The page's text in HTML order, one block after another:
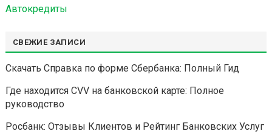
Автокредиты
СВЕЖИЕ ЗАПИСИ
Скачать Справка по форме Сбербанка: Полный Гид
Где находится CVV на банковской карте: Полное
руководство
Росбанк: Отзывы Клиентов и Рейтинг Банковских Услуг